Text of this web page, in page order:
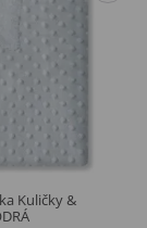
Kuličky &